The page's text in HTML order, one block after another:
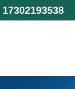
17302193538